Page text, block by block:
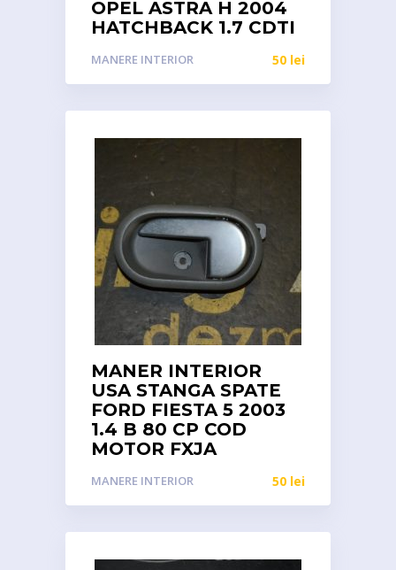
OPEL ASTRA H 2004
HATCHBACK 1.7 CDTI
MANERE INTERIOR 50 lei
MANER INTERIOR
USA STANGA SPATE
FORD FIESTA 5 2003
1.4 B 80 CP COD
MOTOR FXJA
MANERE INTERIOR 50 lei